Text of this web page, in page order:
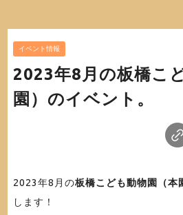
イベント情報
2023年8月の板橋こ
園）のイベント。
2023年8月の板橋こども動物園（本
します！